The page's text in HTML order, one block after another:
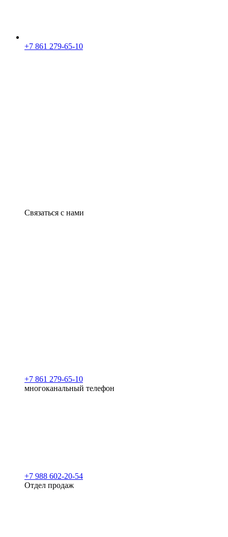
+7 861 279-65-10
Связаться с нами
+7 861 279-65-10
многоканальный телефон
+7 988 602-20-54
Отдел продаж